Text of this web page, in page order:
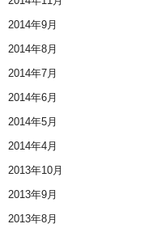
2014年9月
2014年8月
2014年7月
2014年6月
2014年5月
2014年4月
2013年10月
2013年9月
2013年8月